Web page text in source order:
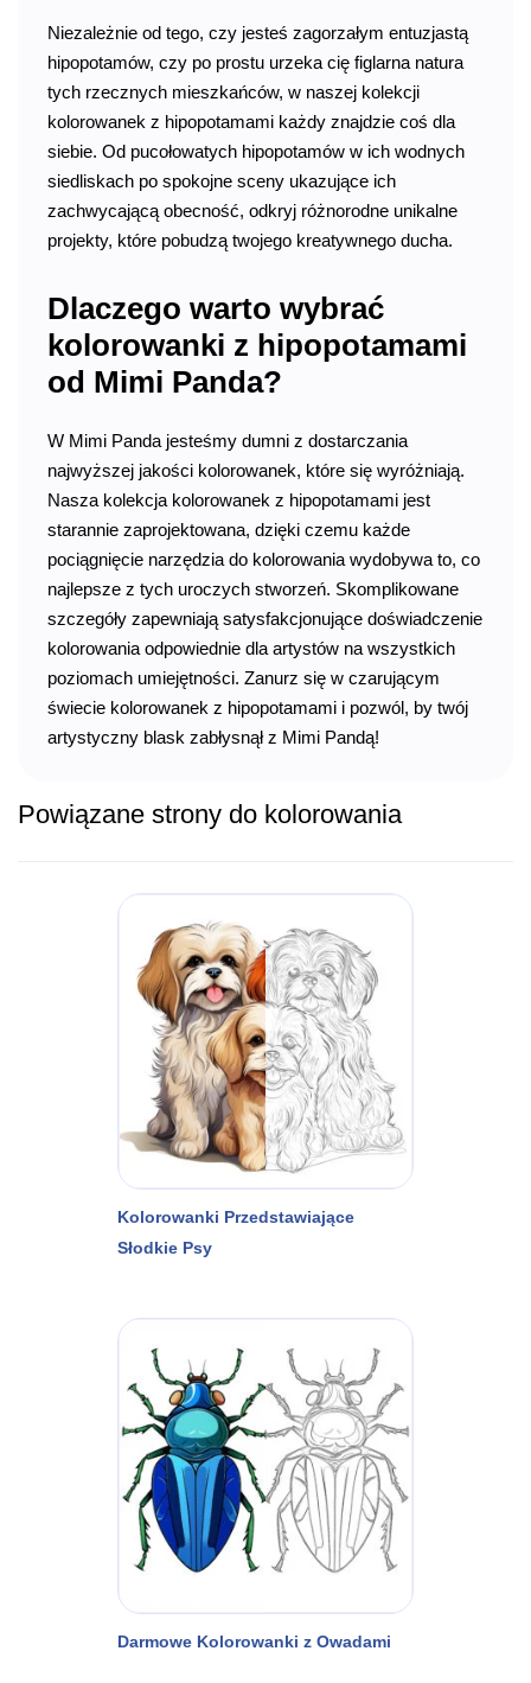
Niezależnie od tego, czy jesteś zagorzałym entuzjastą
hipopotamów, czy po prostu urzeka cię figlarna natura
tych rzecznych mieszkańców, w naszej kolekcji
kolorowanek z hipopotamami każdy znajdzie coś dla
siebie. Od pucołowatych hipopotamów w ich wodnych
siedliskach po spokojne sceny ukazujące ich
zachwycającą obecność, odkryj różnorodne unikalne
projekty, które pobudzą twojego kreatywnego ducha.
Dlaczego warto wybrać
kolorowanki z hipopotamami
od Mimi Panda?
W Mimi Panda jesteśmy dumni z dostarczania
najwyższej jakości kolorowanek, które się wyróżniają.
Nasza kolekcja kolorowanek z hipopotamami jest
starannie zaprojektowana, dzięki czemu każde
pociągnięcie narzędzia do kolorowania wydobywa to, co
najlepsze z tych uroczych stworzeń. Skomplikowane
szczegóły zapewniają satysfakcjonujące doświadczenie
kolorowania odpowiednie dla artystów na wszystkich
poziomach umiejętności. Zanurz się w czarującym
świecie kolorowanek z hipopotamami i pozwól, by twój
artystyczny blask zabłysnął z Mimi Pandą!
Powiązane strony do kolorowania
Kolorowanki Przedstawiające
Słodkie Psy
Darmowe Kolorowanki z Owadami